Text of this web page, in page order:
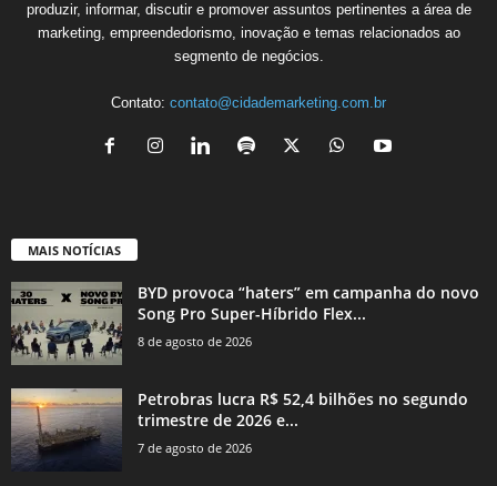
produzir, informar, discutir e promover assuntos pertinentes a área de
marketing, empreendedorismo, inovação e temas relacionados ao
segmento de negócios.
Contato: contato@cidademarketing.com.br
MAIS NOTÍCIAS
BYD provoca “haters” em campanha do novo
Song Pro Super-Híbrido Flex...
8 de agosto de 2026
Petrobras lucra R$ 52,4 bilhões no segundo
trimestre de 2026 e...
7 de agosto de 2026